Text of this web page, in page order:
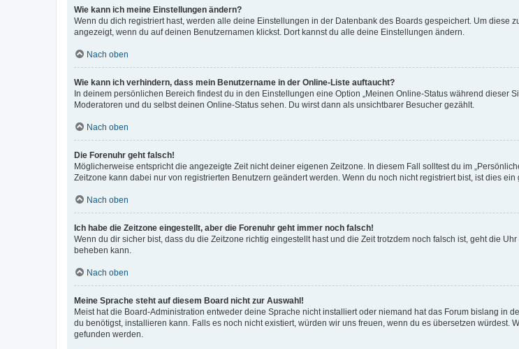
Wie kann ich meine Einstellungen ändern?
Wenn du dich registriert hast, werden alle deine Einstellungen in der Datenbank des Boards gespeichert. Um diese
angezeigt, wenn du auf deinen Benutzernamen klickst. Dort kannst du alle deine Einstellungen ändern.
Nach oben
Wie kann ich verhindern, dass mein Benutzername in der Online-Liste auftaucht?
In deinem persönlichen Bereich findest du in den Einstellungen eine Option „Meinen Online-Status während dieser
Moderatoren und du selbst deinen Online-Status sehen. Du wirst dann als unsichtbarer Besucher gezählt.
Nach oben
Die Forenuhr geht falsch!
Möglicherweise entspricht die angezeigte Zeit nicht deiner eigenen Zeitzone. In diesem Fall solltest du im
Zeitzone kann dabei nur von registrierten Benutzern geändert werden. Wenn du noch nicht registriert bist, ist dies ein
Nach oben
Ich habe die Zeitzone eingestellt, aber die Forenuhr geht immer noch falsch!
Wenn du dir sicher bist, dass du die Zeitzone richtig eingestellt hast und die Zeit trotzdem noch falsch ist, geht die
beheben kann.
Nach oben
Meine Sprache steht auf diesem Board nicht zur Auswahl!
Meist hat die Board-Administration entweder deine Sprache nicht installiert oder niemand hat das Forum bislang in
du benötigst, installieren kann. Falls es noch nicht existiert, würden wir uns freuen, wenn du es übersetzen würdest.
gefunden werden.